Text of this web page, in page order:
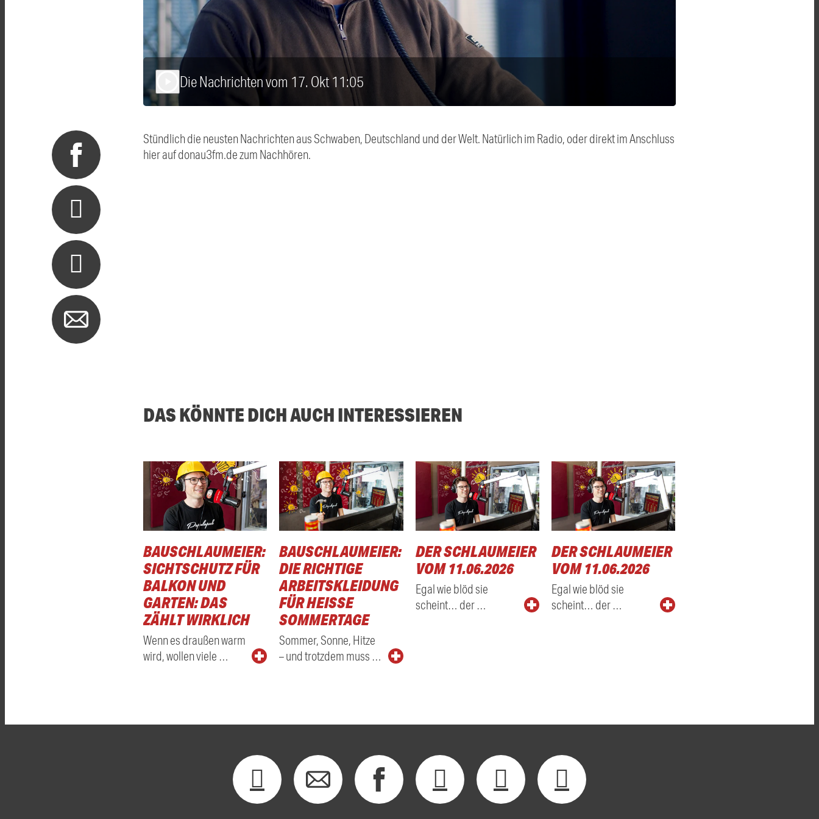
Die Nachrichten vom 17. Okt 11:05
Stündlich die neusten Nachrichten aus Schwaben, Deutschland und der Welt. Natürlich im Radio, oder direkt im Anschluss
hier auf donau3fm.de zum Nachhören.
DAS KÖNNTE DICH AUCH INTERESSIEREN
BAUSCHLAUMEIER:
SICHTSCHUTZ FÜR
BALKON UND
GARTEN: DAS
ZÄHLT WIRKLICH
Wenn es draußen warm
wird, wollen viele …
BAUSCHLAUMEIER:
DIE RICHTIGE
ARBEITSKLEIDUNG
FÜR HEISSE S
OMMERTAGE
Sommer, Sonne, Hitze
– und trotzdem muss …
DER SCHLAUMEIER
VOM 11.06.2026
Egal wie blöd sie
scheint… der …
DER SCHLAUMEIER
VOM 11.06.2026
Egal wie blöd sie
scheint… der …